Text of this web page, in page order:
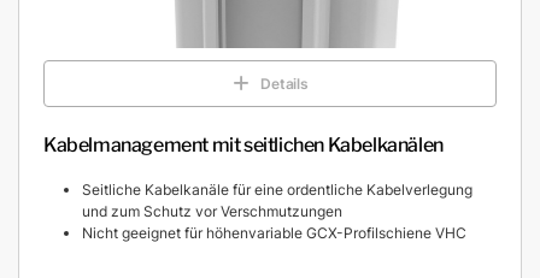
Details
Kabelmanagement mit seitlichen Kabelkanälen
Seitliche Kabelkanäle für eine ordentliche Kabelverlegung
und zum Schutz vor Verschmutzungen
Nicht geeignet für höhenvariable GCX-Profilschiene VHC